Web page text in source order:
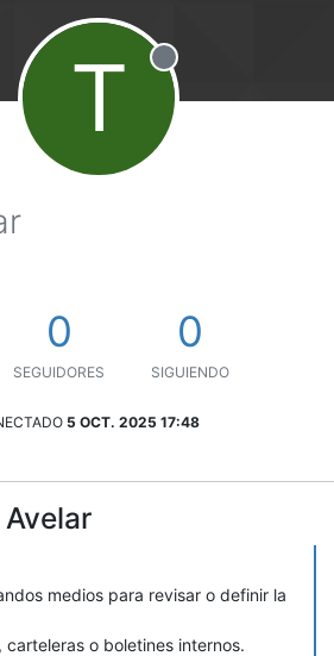
T Desconectado
0
SEGUIDORES
0
SIGUIENDO
5 OCT. 2025 17:48
medios para revisar o definir la
o boletines internos.